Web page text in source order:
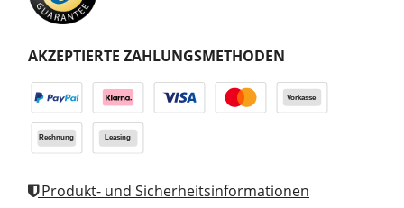
AKZEPTIERTE ZAHLUNGSMETHODEN
Produkt- und Sicherheitsinformationen